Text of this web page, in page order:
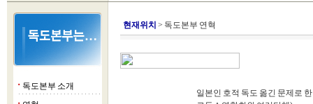
■ 독도본부 소개
■
현재위치 > 독도본부 연혁
일본인 호적 독도 옮긴 문제로